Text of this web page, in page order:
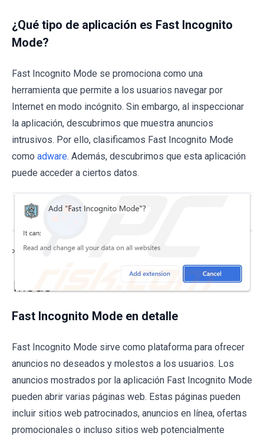
¿Qué tipo de aplicación es Fast Incognito
Mode?
Fast Incognito Mode se promociona como una
herramienta que permite a los usuarios navegar por
Internet en modo incógnito. Sin embargo, al inspeccionar
la aplicación, descubrimos que muestra anuncios
intrusivos. Por ello, clasificamos Fast Incognito Mode
como adware. Además, descubrimos que esta aplicación
puede acceder a ciertos datos.
Fast Incognito Mode en detalle
Fast Incognito Mode sirve como plataforma para ofrecer
anuncios no deseados y molestos a los usuarios. Los
anuncios mostrados por la aplicación Fast Incognito Mode
pueden abrir varias páginas web. Estas páginas pueden
incluir sitios web patrocinados, anuncios en línea, ofertas
promocionales o incluso sitios web potencialmente